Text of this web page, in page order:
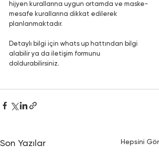
hijyen kurallarına uygun ortamda ve maske-
mesafe kurallarına dikkat edilerek
planlanmaktadır.
Detaylı bilgi için whats up hattından bilgi
alabilir ya da iletişim formunu
doldurabilirsiniz.
Son Yazılar Hepsini Gör